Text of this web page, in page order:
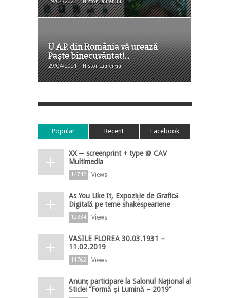
19/04/2023 | Nistor Laurențiu
U.A.P. din România vă urează
Paște binecuvântat!...
29/04/2021 | Nistor Laurențiu
Popular Recent Facebook
XX ─ screenprint + type @ CAV
Multimedia
14742 Views
As You Like It, Expoziție de Grafică
Digitală pe teme shakespeariene
12334 Views
VASILE FLOREA 30.03.1931 –
11.02.2019
11762 Views
Anunț participare la Salonul Național al
Sticlei ”Formă și Lumină – 2019”